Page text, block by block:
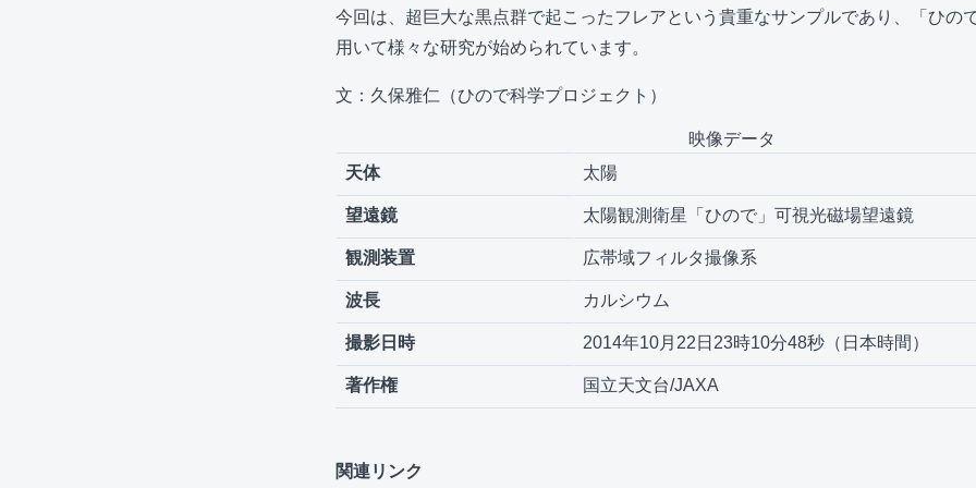
今回は、超巨大な黒点群で起こったフレアという貴重なサンプルであり、「ひの
用いて様々な研究が始められています。
文：久保雅仁（ひので科学プロジェクト）
天体 太陽
望遠鏡 太陽観測衛星「ひので」可視光磁場望遠鏡
観測装置 広帯域フィルタ撮像系
波長 カルシウム
撮影日時 2014年10月22日23時10分48秒（日本時間）
著作権 国立天文台/JAXA
映像データ
関連リンク